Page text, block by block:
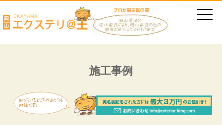
施工事例